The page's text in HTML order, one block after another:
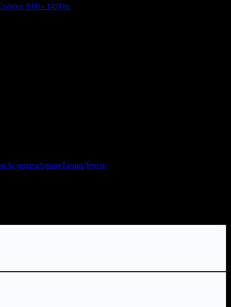
9:00 - 14:00ч.
За децатаЗдравеТанциДруги